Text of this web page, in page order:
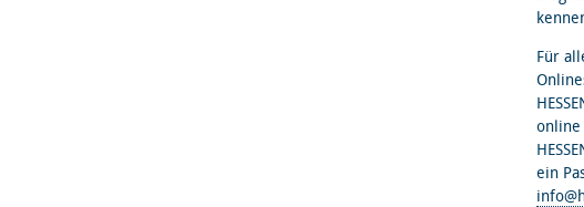
Für
online
ein